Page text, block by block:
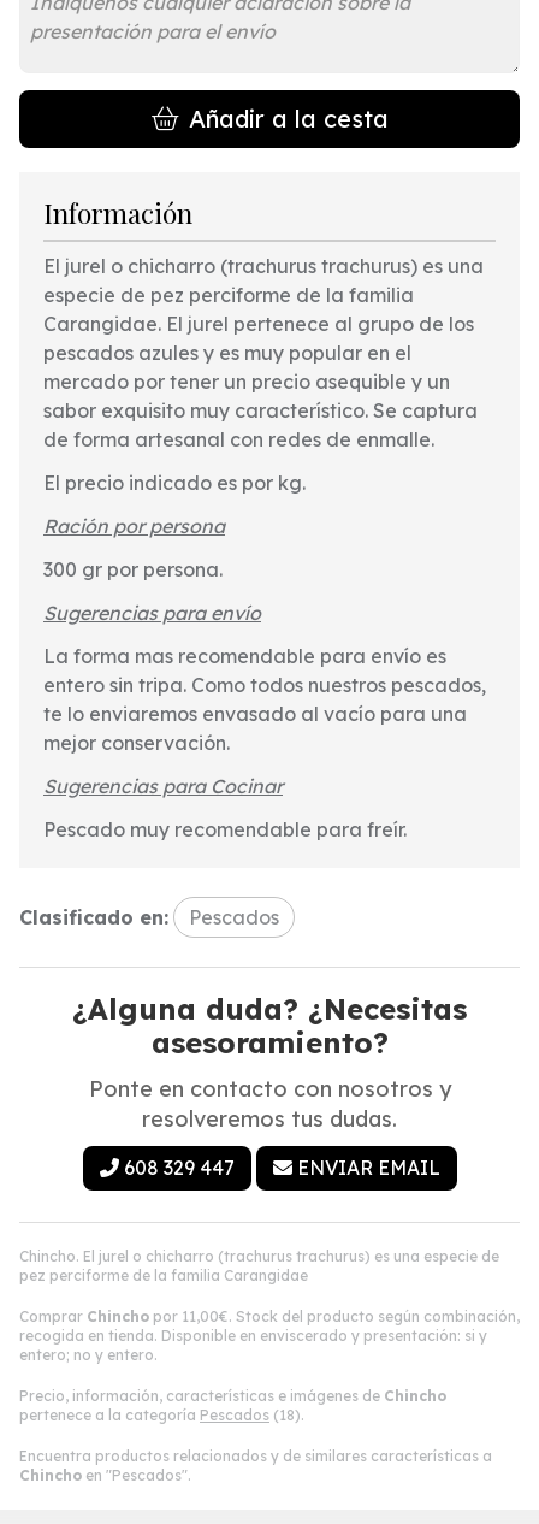
Añadir a la cesta
Chincho. El jurel o chicharro (trachurus trachurus) es una especie de
pez perciforme de la familia Carangidae
Comprar Chincho por 11,00€. Stock del producto según combinación,
recogida en tienda. Disponible en enviscerado y presentación: si y
entero; no y entero.
Precio, información, características e imágenes de Chincho
pertenece a la categoría Pescados (18).
Encuentra productos relacionados y de similares características a
Chincho en "Pescados".
Información
El jurel o chicharro (trachurus trachurus) es una
especie de pez perciforme de la familia
Carangidae. El jurel pertenece al grupo de los
pescados azules y es muy popular en el
mercado por tener un precio asequible y un
sabor exquisito muy característico. Se captura
de forma artesanal con redes de enmalle.
El precio indicado es por kg.
Ración por persona
300 gr por persona.
Sugerencias para envío
La forma mas recomendable para envío es
entero sin tripa. Como todos nuestros pescados,
te lo enviaremos envasado al vacío para una
mejor conservación.
Sugerencias para Cocinar
Pescado muy recomendable para freír.
Clasificado en: Pescados
¿Alguna duda? ¿Necesitas
asesoramiento?
Ponte en contacto con nosotros y
resolveremos tus dudas.
608 329 447 ENVIAR EMAIL